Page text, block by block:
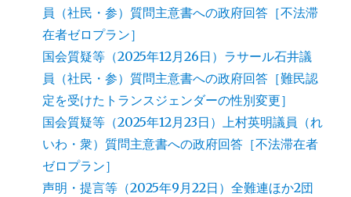
員（社民・参）質問主意書への政府回答［不法滞
在者ゼロプラン］
国会質疑等（2025年12月26日）ラサール石井議
員（社民・参）質問主意書への政府回答［難民認
定を受けたトランスジェンダーの性別変更］
国会質疑等（2025年12月23日）上村英明議員（れ
いわ・衆）質問主意書への政府回答［不法滞在者
ゼロプラン］
声明・提言等（2025年9月22日）全難連ほか2団